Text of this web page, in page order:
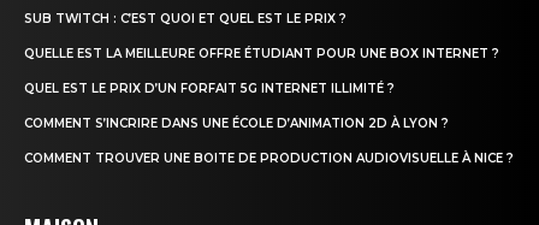
SUB TWITCH : C’EST QUOI ET QUEL EST LE PRIX ?
QUELLE EST LA MEILLEURE OFFRE ÉTUDIANT POUR UNE BOX INTERNET ?
QUEL EST LE PRIX D’UN FORFAIT 5G INTERNET ILLIMITÉ ?
COMMENT S’INCRIRE DANS UNE ÉCOLE D’ANIMATION 2D À LYON ?
COMMENT TROUVER UNE BOITE DE PRODUCTION AUDIOVISUELLE À NICE ?